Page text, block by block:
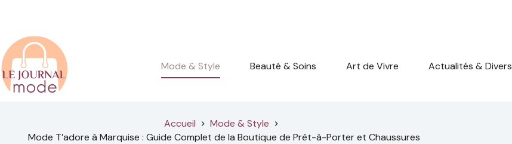
Mode & Style Beauté & Soins Art de Vivre Actualités & Divers
Accueil
Mode & Style
Mode T’adore à Marquise : Guide Complet de la Boutique de Prêt-à-Porter et Chaussures